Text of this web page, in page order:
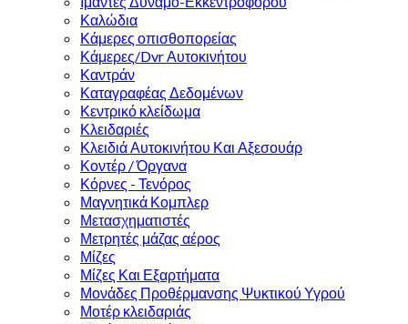
Καλώδια
Κάμερες οπισθοπορείας
Κάμερες/Dvr Αυτοκινήτου
Καντράν
Καταγραφέας Δεδομένων
Κεντρικό κλείδωμα
Κλειδαριές
Κλειδιά Αυτοκινήτου Και Αξεσουάρ
Κοντέρ / Όργανα
Κόρνες - Τενόρος
Μαγνητικά Κομπλερ
Μετασχηματιστές
Μετρητές μάζας αέρος
Μίζες
Μίζες Και Εξαρτήματα
Μονάδες Προθέρμανσης Ψυκτικού Υγρού
Μοτέρ κλειδαριάς